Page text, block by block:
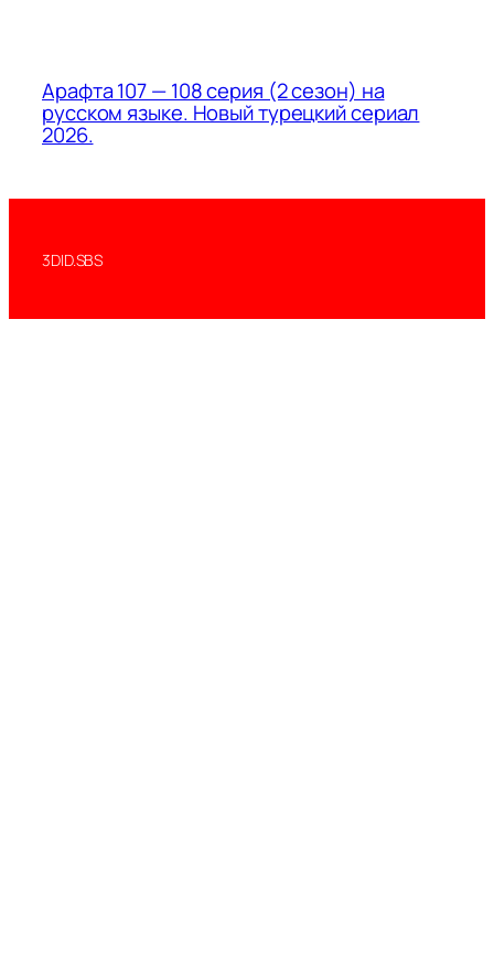
Арафта 107 — 108 серия (2 сезон) на
русском языке. Новый турецкий сериал
2026.
3DID.SBS